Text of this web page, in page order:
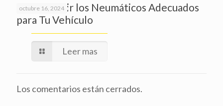
octubre 16, 2024
Cómo Elegir los Neumáticos Adecuados
para Tu Vehículo
Leer mas
Los comentarios están cerrados.